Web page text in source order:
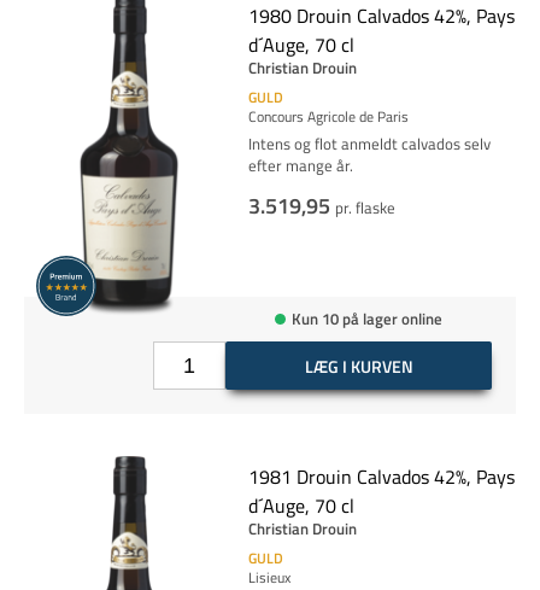
1980 Drouin Calvados 42%, Pays
d´Auge, 70 cl
Christian Drouin
GULD
Concours Agricole de Paris
Intens og flot anmeldt calvados selv
efter mange år.
3.519,95 pr. flaske
Kun 10 på lager online
LÆG I KURVEN
1981 Drouin Calvados 42%, Pays
d´Auge, 70 cl
Christian Drouin
GULD
Lisieux